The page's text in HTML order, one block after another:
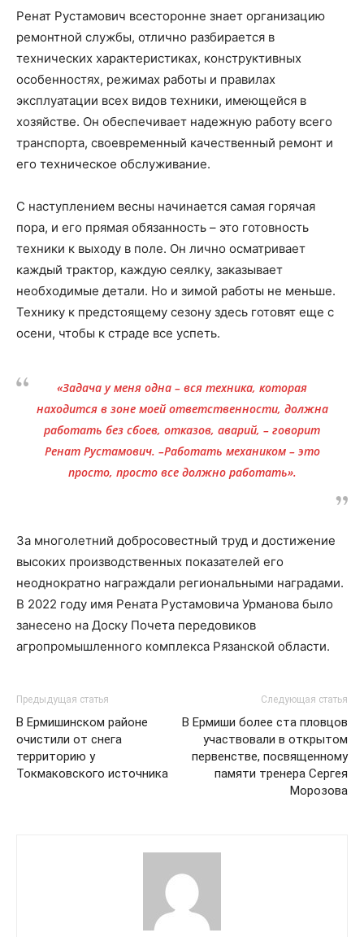
Ренат Рустамович всесторонне знает организацию
ремонтной службы, отлично разбирается в
технических характеристиках, конструктивных
особенностях, режимах работы и правилах
эксплуатации всех видов техники, имеющейся в
хозяйстве. Он обеспечивает надежную работу всего
транспорта, своевременный качественный ремонт и
его техническое обслуживание.
С наступлением весны начинается самая горячая
пора, и его прямая обязанность – это готовность
техники к выходу в поле. Он лично осматривает
каждый трактор, каждую сеялку, заказывает
необходимые детали. Но и зимой работы не меньше.
Технику к предстоящему сезону здесь готовят еще с
осени, чтобы к страде все успеть.
«Задача у меня одна – вся техника, которая
находится в зоне моей ответственности, должна
работать без сбоев, отказов, аварий, – говорит
Ренат Рустамович. –Работать механиком – ​это
просто, просто все должно работать».
За многолетний добросовестный труд и достижение
высоких производственных показателей его
неоднократно награждали региональными наградами.
В 2022 году имя Рената Рустамовича Урманова было
занесено на Доску Почета передовиков
агропромышленного комплекса Рязанской области.
Предыдущая статья
В Ермишинском районе
очистили от снега
территорию у
Токмаковского источника
Следующая статья
В Ермиши более ста пловцов
участвовали в открытом
первенстве, посвященному
памяти тренера Сергея
Морозова